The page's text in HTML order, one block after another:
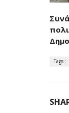
Tags :